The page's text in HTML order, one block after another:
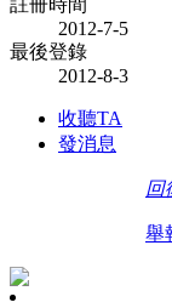
2012-7-5
最後登錄
2012-8-3
收聽TA
發消息
回
舉